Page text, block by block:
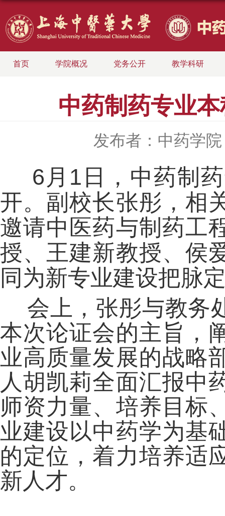
首页 学院概况 党务公开 教学科研
中药制药专业
发布者：中药学院
6月1日，中药制
开。副校长张彤，相
邀请中医药与制药工
授、王建新教授、侯
同为新专业建设把脉
会上，张彤与教务
本次论证会的主旨，
业高质量发展的战略
人胡凯莉全面汇报中
师资力量、培养目标
业建设以中药学为基
的定位，着力培养适
新人才。